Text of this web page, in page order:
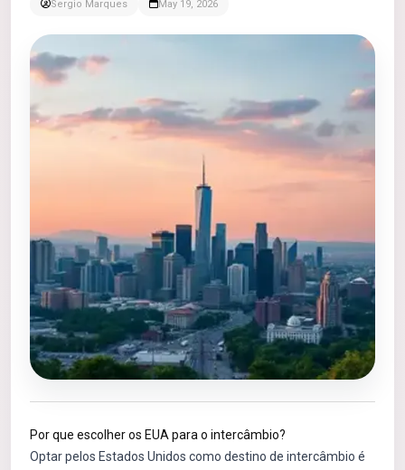
Sergio Marques May 19, 2026
Por que escolher os EUA para o intercâmbio?
Optar pelos Estados Unidos como destino de intercâmbio é